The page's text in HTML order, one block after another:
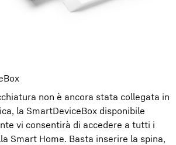
non è ancora stata collegata in
la SmartDeviceBox disponibile
vi consentirà di accedere a tutti i
Smart Home. Basta inserire la spina,